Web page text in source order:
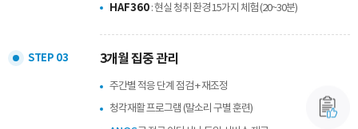
HAF360 : 현실 청취 환경 15가지 체험 (20~30분)
STEP 03 3개월 집중 관리
주간별 적응 단계 점검 + 재조정
청각재활 프로그램 (말소리 구별 훈련)